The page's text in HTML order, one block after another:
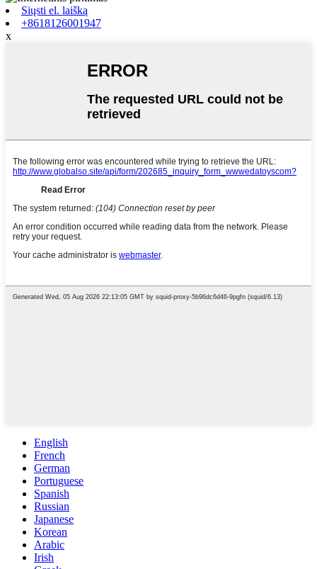
Siųsti el. laišką
+8618126001947
x
English
French
German
Portuguese
Spanish
Russian
Japanese
Korean
Arabic
Irish